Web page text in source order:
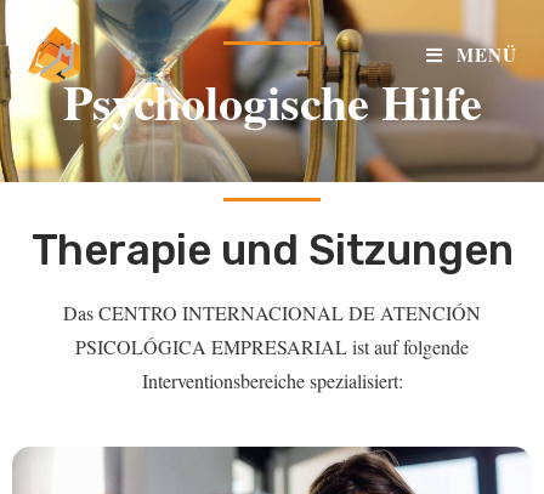
MENÜ
Psychologische Hilfe
Therapie und Sitzungen
Das CENTRO INTERNACIONAL DE ATENCIÓN
PSICOLÓGICA EMPRESARIAL ist auf folgende
Interventionsbereiche spezialisiert: